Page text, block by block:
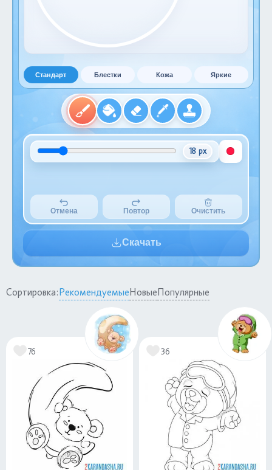
Стандарт Блестки Кожа Яркие
18 px
Отмена Повтор Очистить
Скачать
Сортировка:РекомендуемыеНовыеПопулярные
76 36